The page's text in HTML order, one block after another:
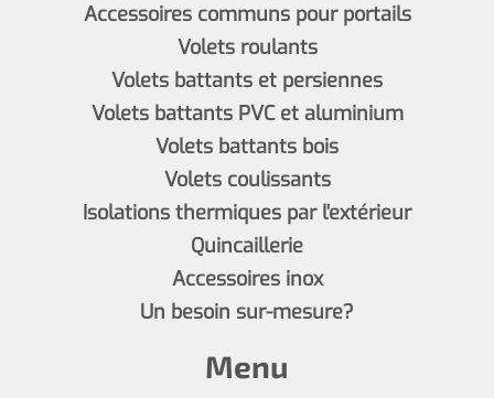
Accessoires communs pour portails
Volets roulants
Volets battants et persiennes
Volets battants PVC et aluminium
Volets battants bois
Volets coulissants
Isolations thermiques par l'extérieur
Quincaillerie
Accessoires inox
Un besoin sur-mesure?
Menu